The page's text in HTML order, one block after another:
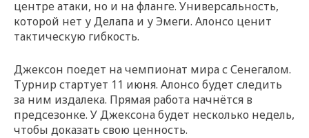
центре атаки, но и на фланге. Универсальность,
которой нет у Делапа и у Эмеги. Алонсо ценит
тактическую гибкость.
Джексон поедет на чемпионат мира с Сенегалом.
Турнир стартует 11 июня. Алонсо будет следить
за ним издалека. Прямая работа начнётся в
предсезонке. У Джексона будет несколько недель,
чтобы доказать свою ценность.